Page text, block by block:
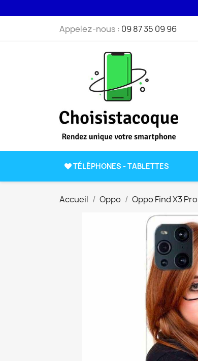
Appelez-nous : 09 87 35 09 96
TÉLÉPHONES - TABLETTES
Accueil Oppo Oppo Find X3 Pro